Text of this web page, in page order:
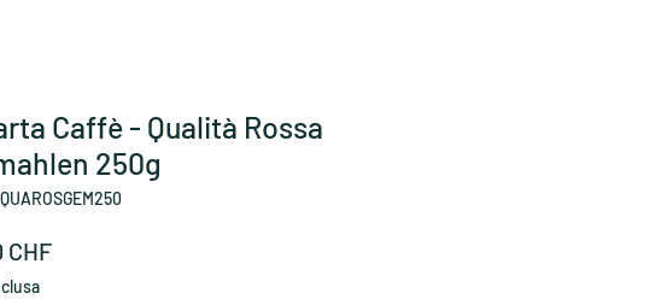
Caffè - Qualità Rossa
250g
CHFPrezzo